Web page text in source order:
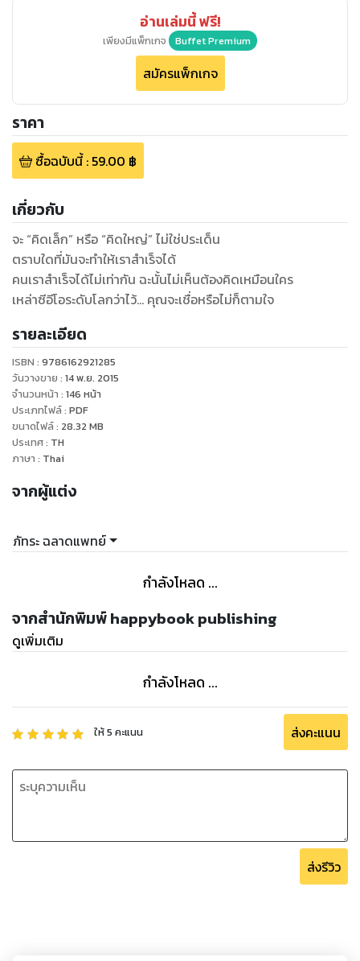
อ่านเล่มนี้ ฟรี!
เพียงมีแพ็กเกจ Buffet Premium
สมัครแพ็กเกจ
ราคา
ซื้อฉบับนี้: 59.00 ฿
เกี่ยวกับ
จะ “คิดเล็ก” หรือ “คิดใหญ่” ไม่ใช่ประเด็น
ตราบใดที่มันจะทำให้เราสำเร็จได้
คนเราสำเร็จได้ไม่เท่ากัน ฉะนั้นไม่เห็นต้องคิดเหมือนใคร
เหล่าซีอีโอระดับโลกว่าไว้... คุณจะเชื่อหรือไม่ก็ตามใจ
รายละเอียด
ISBN : 9786162921285
วันวางขาย : 14 พ.ย. 2015
จำนวนหน้า : 146 หน้า
ประเภทไฟล์: PDF
ขนาดไฟล์: 28.32 MB
ประเทศ: TH
ภาษา : Thai
จากผู้แต่ง
ภัทระ ฉลาดแพทย์
กำลังโหลด ...
จากสำนักพิมพ์ happybook publishing
ดูเพิ่มเติม
กำลังโหลด ...
ให้5 คะแนน ส่งคะแนน
ส่งรีวิว